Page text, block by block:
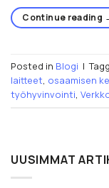
Continue reading
Posted in Blogi |
laitteet, osaamisen
työhyvinvointi,
UUSIMMAT